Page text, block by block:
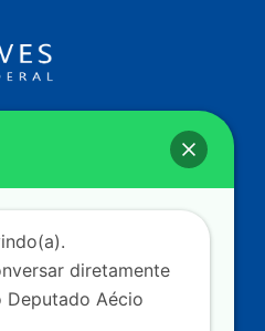
Principal, Ala C – Gabinete
diretamente
Aécio